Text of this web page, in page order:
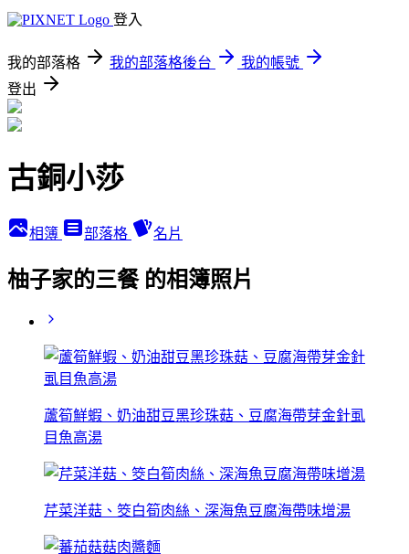
登入
我的部落格 我的部落格後台
我的帳號
登出
古銅小莎
相簿 部落格 名片
柚子家的三餐 的相簿照片
蘆筍鮮蝦、奶油甜豆黑珍珠菇、豆腐海帶芽金針虱
目魚高湯
芹菜洋菇、筊白筍肉絲、深海魚豆腐海帶味增湯